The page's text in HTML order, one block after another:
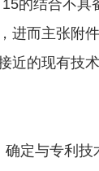
结合不具
而主张附
近的现有技
定与专利技